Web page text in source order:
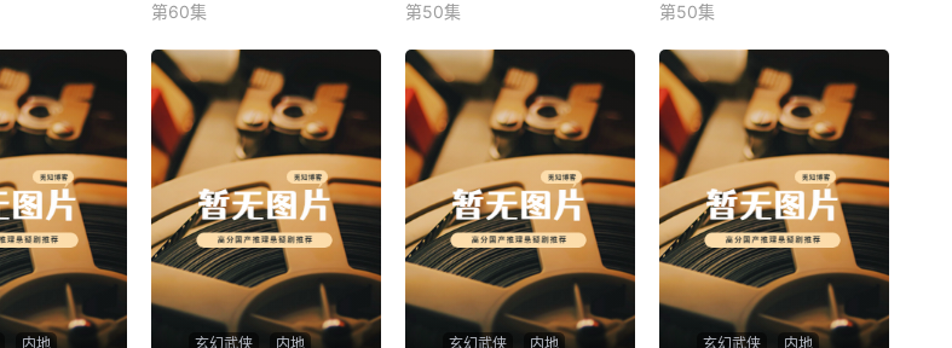
未知
第60集
未知
第50集
未知
第50集
内地 玄幻武侠 内地 玄幻武侠 内地 玄幻武侠 内地